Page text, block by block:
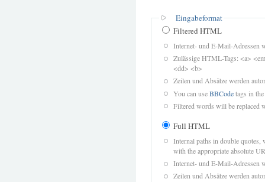
Eingabeformat
Filtered HTML
Internet- und E-Mail-Adressen
Zulässige HTML-Tags: <a>
<dd> <b>
Zeilen und Absätze werden
You can useBBCodetags in
Filtered words will be replaced
Full HTML
Internal paths in double quotes,
with the appropriate absolute
Internet- und E-Mail-Adressen
Zeilen und Absätze werden